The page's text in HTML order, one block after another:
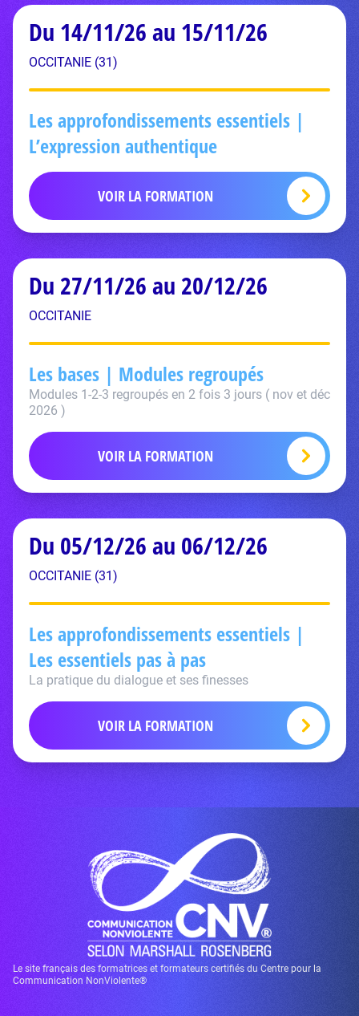
Du 14/11/26 au 15/11/26
OCCITANIE (31)
Les approfondissements essentiels |
L’expression authentique
VOIR LA FORMATION
Du 27/11/26 au 20/12/26
OCCITANIE
Les bases | Modules regroupés
Modules 1-2-3 regroupés en 2 fois 3 jours ( nov et déc
2026 )
VOIR LA FORMATION
Du 05/12/26 au 06/12/26
OCCITANIE (31)
Les approfondissements essentiels |
Les essentiels pas à pas
La pratique du dialogue et ses finesses
VOIR LA FORMATION
Le site français des formatrices et formateurs certifiés du Centre pour la
Communication NonViolente®